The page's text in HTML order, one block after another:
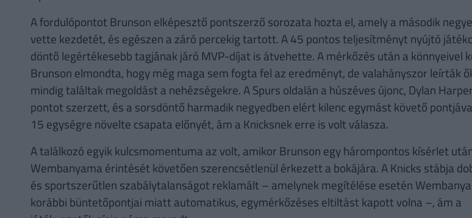
A fordulópontot Brunson elképesztő pontszerző sorozata hozta el, amely a második
vette kezdetét, és egészen a záró percekig tartott. A 45 pontos teljesítményt nyújtó
döntő legértékesebb tagjának járó MVP-díjat is átvehette. A mérkőzés után a könnyeivel
Brunson elmondta, hogy még maga sem fogta fel az eredményt, de valahányszor leírták
mindig találtak megoldást a nehézségekre. A Spurs oldalán a húszéves újonc, Dylan
pontot szerzett, és a sorsdöntő harmadik negyedben elért kilenc egymást követő
15 egységre növelte csapata előnyét, ám a Knicksnek erre is volt válasza.
A találkozó egyik kulcsmomentuma az volt, amikor Brunson egy hárompontos kísérlet
Wembanyama érintését követően szerencsétlenül érkezett a bokájára. A Knicks stábja
és sportszerűtlen szabálytalanságot reklamált – amelynek megítélése esetén
korábbi büntetőpontjai miatt automatikus, egymérkőzéses eltiltást kapott volna –, ám a